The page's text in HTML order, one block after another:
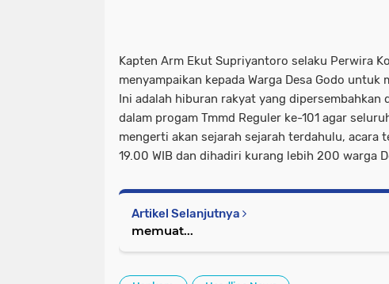
Kapten Arm Ekut Supriyantoro selaku Perwira
menyampaikan kepada Warga Desa Godo
Ini adalah hiburan rakyat yang dipersembahkan
dalam progam Tmmd Reguler ke-101 agar
mengerti akan sejarah sejarah terdahulu, acara
19.00 WIB dan dihadiri kurang lebih 200 warga
Artikel Selanjutnya
memuat...